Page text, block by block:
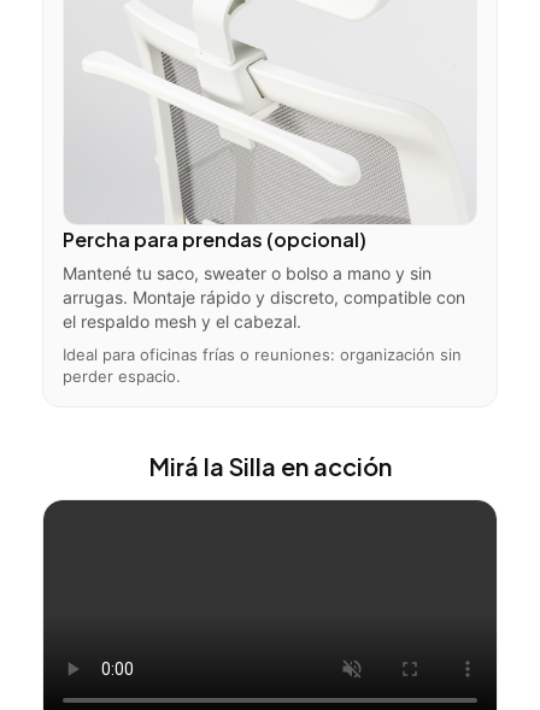
Percha para prendas (opcional)
Mantené tu saco, sweater o bolso a mano y sin
arrugas. Montaje rápido y discreto, compatible con
el respaldo mesh y el cabezal.
Ideal para oficinas frías o reuniones: organización sin
perder espacio.
Mirá la Silla en acción